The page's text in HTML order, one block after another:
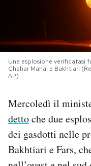
I MIEI PREFERITI
SHOP
AREA PERSONALE
Area Personale
Newsletter
Una esplosione verificatasi
Chahar Mahal e Bakhtiari
AP)
Mercoledì il
dettoche due
dei gasdotti nelle
Bakhtiari e Fars,